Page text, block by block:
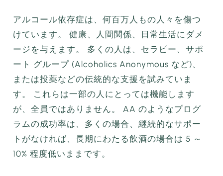
アルコール依存症は、何百万人もの人々を傷つ
けています。 健康、人間関係、日常生活にダメ
ージを与えます。 多くの人は、セラピー、サポ
ート グループ (Alcoholics Anonymous など)、
または投薬などの伝統的な支援を試みていま
す。 これらは一部の人にとっては機能します
が、全員ではありません。 AA のようなプログ
ラムの成功率は、多くの場合、継続的なサポー
トがなければ、長期にわたる飲酒の場合は 5 ～
10% 程度低いままです。